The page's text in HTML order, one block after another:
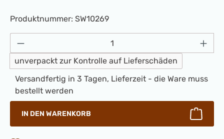
Produktnummer: SW10269
Produkt Anzahl: Gib den gewünschten
unverpackt zur Kontrolle auf Lieferschäden
Versandfertig in 3 Tagen, Lieferzeit - die Ware muss
bestellt werden
IN DEN WARENKORB